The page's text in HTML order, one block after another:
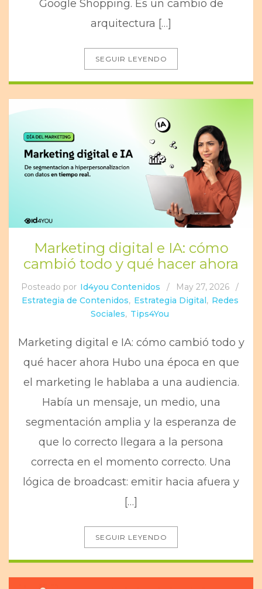
Google Shopping. Es un cambio de
arquitectura […]
SEGUIR LEYENDO
Marketing digital e IA: cómo
cambió todo y qué hacer ahora
Posteado por Id4you Contenidos / May 27, 2026
/
Estrategia de Contenidos, Estrategia Digital, Redes
Sociales, Tips4You
Marketing digital e IA: cómo cambió todo y
qué hacer ahora Hubo una época en que
el marketing le hablaba a una audiencia.
Había un mensaje, un medio, una
segmentación amplia y la esperanza de
que lo correcto llegara a la persona
correcta en el momento correcto. Una
lógica de broadcast: emitir hacia afuera y
[…]
SEGUIR LEYENDO